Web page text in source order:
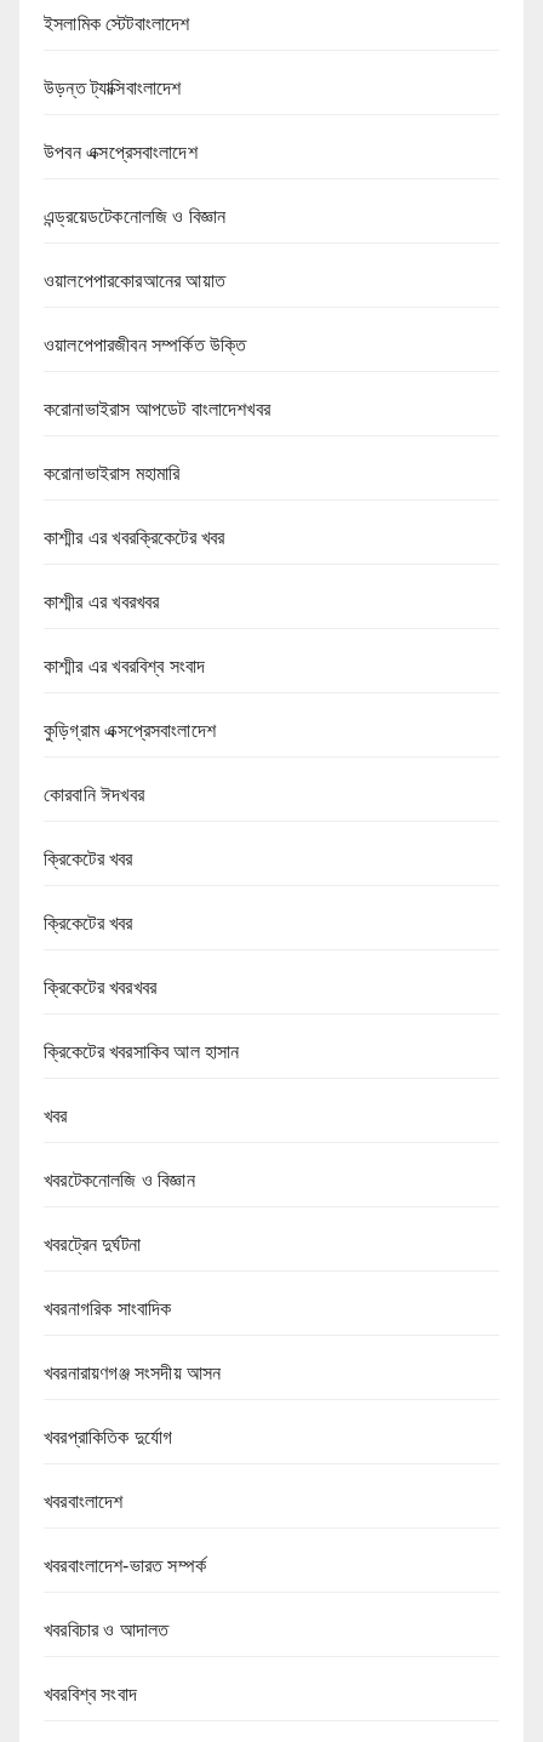
ইসলামিক স্টেটবাংলাদেশ
উড়ন্ত ট্যাক্সিবাংলাদেশ
উপবন এক্সপ্রেসবাংলাদেশ
এন্ড্রয়েডটেকনোলজি ও বিজ্ঞান
ওয়ালপেপারকোরআনের আয়াত
ওয়ালপেপারজীবন সম্পর্কিত উক্তি
করোনাভাইরাস আপডেট বাংলাদেশখবর
করোনাভাইরাস মহামারি
কাশ্মীর এর খবরক্রিকেটের খবর
কাশ্মীর এর খবরখবর
কাশ্মীর এর খবরবিশ্ব সংবাদ
কুড়িগ্রাম এক্সপ্রেসবাংলাদেশ
কোরবানি ঈদখবর
ক্রিকেটের খবর
ক্রিকেটের খবর
ক্রিকেটের খবরখবর
ক্রিকেটের খবরসাকিব আল হাসান
খবর
খবরটেকনোলজি ও বিজ্ঞান
খবরট্রেন দুর্ঘটনা
খবরনাগরিক সাংবাদিক
খবরনারায়ণগঞ্জ সংসদীয় আসন
খবরপ্রাকিতিক দুর্যোগ
খবরবাংলাদেশ
খবরবাংলাদেশ-ভারত সম্পর্ক
খবরবিচার ও আদালত
খবরবিশ্ব সংবাদ